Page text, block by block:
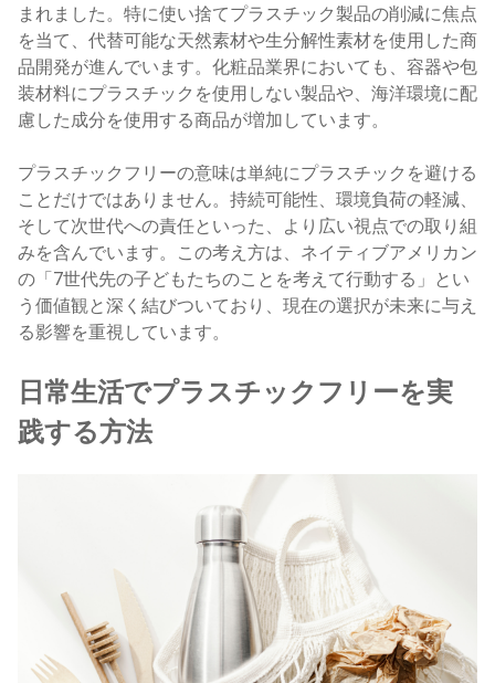
まれました。特に使い捨てプラスチック製品の削減に焦点
を当て、代替可能な天然素材や生分解性素材を使用した商
品開発が進んでいます。化粧品業界においても、容器や包
装材料にプラスチックを使用しない製品や、海洋環境に配
慮した成分を使用する商品が増加しています。
プラスチックフリーの意味は単純にプラスチックを避ける
ことだけではありません。持続可能性、環境負荷の軽減、
そして次世代への責任といった、より広い視点での取り組
みを含んでいます。この考え方は、ネイティブアメリカン
の「7世代先の子どもたちのことを考えて行動する」とい
う価値観と深く結びついており、現在の選択が未来に与え
る影響を重視しています。
日常生活でプラスチックフリーを実
践する方法